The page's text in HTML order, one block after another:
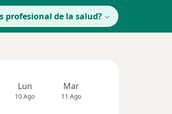
profesional de la salud?
Lun
10 Ago
Mar
11 Ago